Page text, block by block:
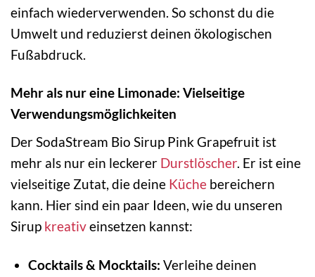
einfach wiederverwenden. So schonst du die
Umwelt und reduzierst deinen ökologischen
Fußabdruck.
Mehr als nur eine Limonade: Vielseitige
Verwendungsmöglichkeiten
Der SodaStream Bio Sirup Pink Grapefruit ist
mehr als nur ein leckerer Durstlöscher. Er ist eine
vielseitige Zutat, die deine Küche bereichern
kann. Hier sind ein paar Ideen, wie du unseren
Sirup kreativeinsetzen kannst:
Cocktails & Mocktails: Verleihe deinen